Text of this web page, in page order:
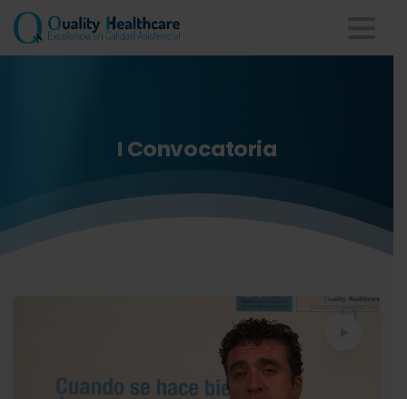
I Convocatoria